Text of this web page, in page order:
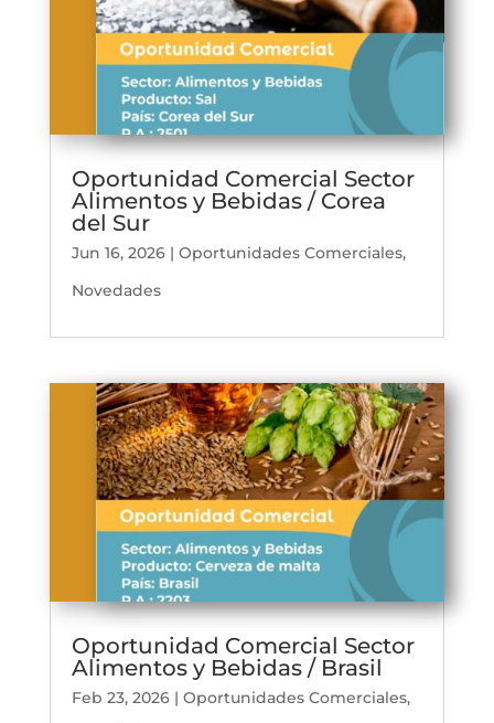
Oportunidad Comercial Sector
Alimentos y Bebidas / Corea
del Sur
Jun 16, 2026| Oportunidades Comerciales,
Novedades
Oportunidad Comercial Sector
Alimentos y Bebidas / Brasil
Feb 23, 2026| Oportunidades Comerciales,